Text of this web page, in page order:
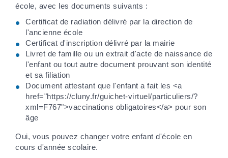
école, avec les documents suivants :
Certificat de radiation délivré par la direction de
l'ancienne école
Certificat d'inscription délivré par la mairie
Livret de famille ou un extrait d'acte de naissance de
l'enfant ou tout autre document prouvant son identité
et sa filiation
Document attestant que l'enfant a fait les <a
href="https://cluny.fr/guichet-virtuel/particuliers/?
xml=F767">vaccinations obligatoires</a> pour son
âge
Oui, vous pouvez changer votre enfant d'école en
cours d'année scolaire.